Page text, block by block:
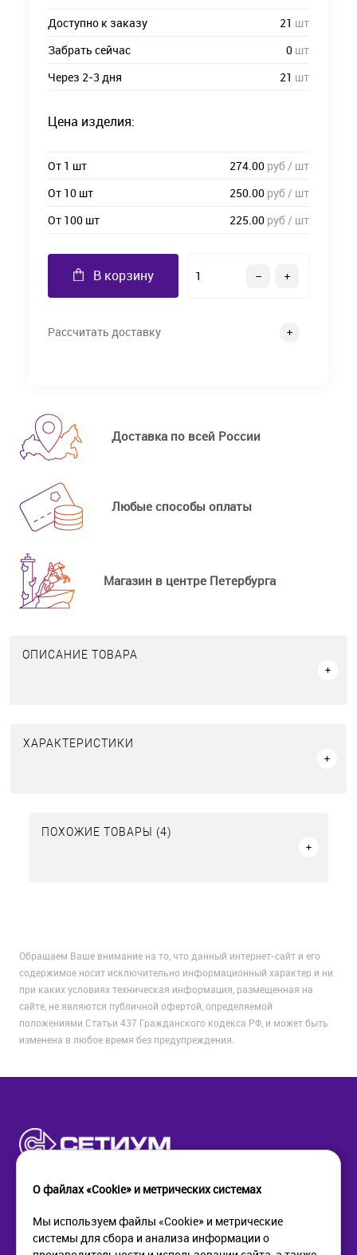
Доступно к заказу 21 шт
Забрать сейчас
0 шт
Через 2-3 дня
21 шт
Цена изделия:
От 1 шт 274.00 руб / шт
От 10 шт
250.00 руб / шт
От 100 шт
225.00 руб / шт
В корзину
Рассчитать доставку
Доставка по всей России
Любые способы оплаты
Магазин в центре Петербурга
ОПИСАНИЕ ТОВАРА
ХАРАКТЕРИСТИКИ
ПОХОЖИЕ ТОВАРЫ (4)
Обращаем Ваше внимание на то, что данный интернет-сайт и его
содержимое носит исключительно информационный характер и ни
при каких условиях техническая информация, размещенная на
сайте, не являются публичной офертой, определяемой
положениями Статьи 437 Гражданского кодекса РФ, и может быть
изменена в любое время без предупреждения.
КОМПАНИЯ ПОМОЩЬ
О файлах «Cookie» и метрических системах
Мы используем файлы «Cookie» и метрические
системы для сбора и анализа информации о